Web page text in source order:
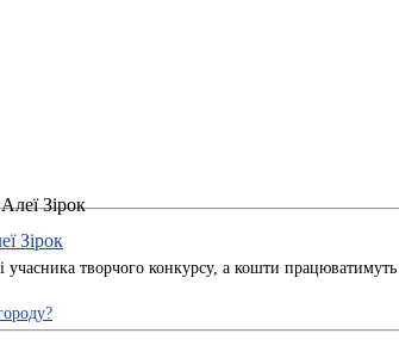
творчого конкурсу, а кошти